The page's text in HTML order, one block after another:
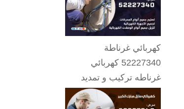
كهربائي غرناطة
52227340 كهربائي
غرناطه تركيب و تمديد